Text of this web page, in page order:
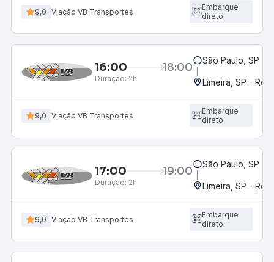
9,0 Viação VB Transportes
Embarque
direto
16:00 18:00
Duração: 2h
São Paulo, SP -
Limeira, SP -
9,0 Viação VB Transportes
Embarque
direto
17:00 19:00
Duração: 2h
São Paulo, SP -
Limeira, SP -
9,0 Viação VB Transportes
Embarque
direto